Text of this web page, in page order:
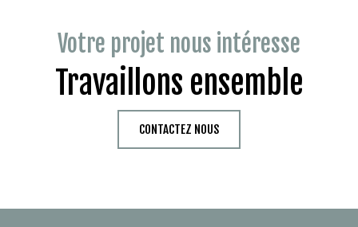
Votre projet nous intéresse
Travaillons ensemble
CONTACTEZ NOUS